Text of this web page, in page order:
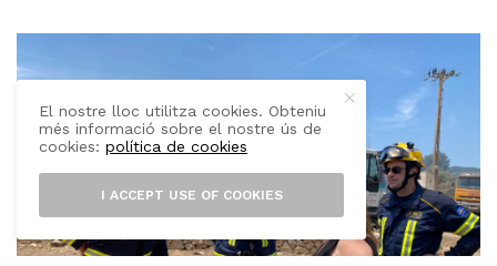
El nostre lloc utilitza cookies. Obteniu
més informació sobre el nostre ús de
cookies:política de cookies
I ACCEPT USE OF COOKIES